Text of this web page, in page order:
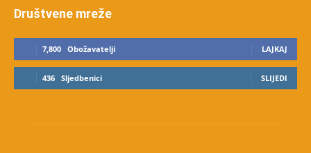
Društvene mreže
7,800 Obožavatelji LAJKAJ
436 Sljedbenici SLIJEDI